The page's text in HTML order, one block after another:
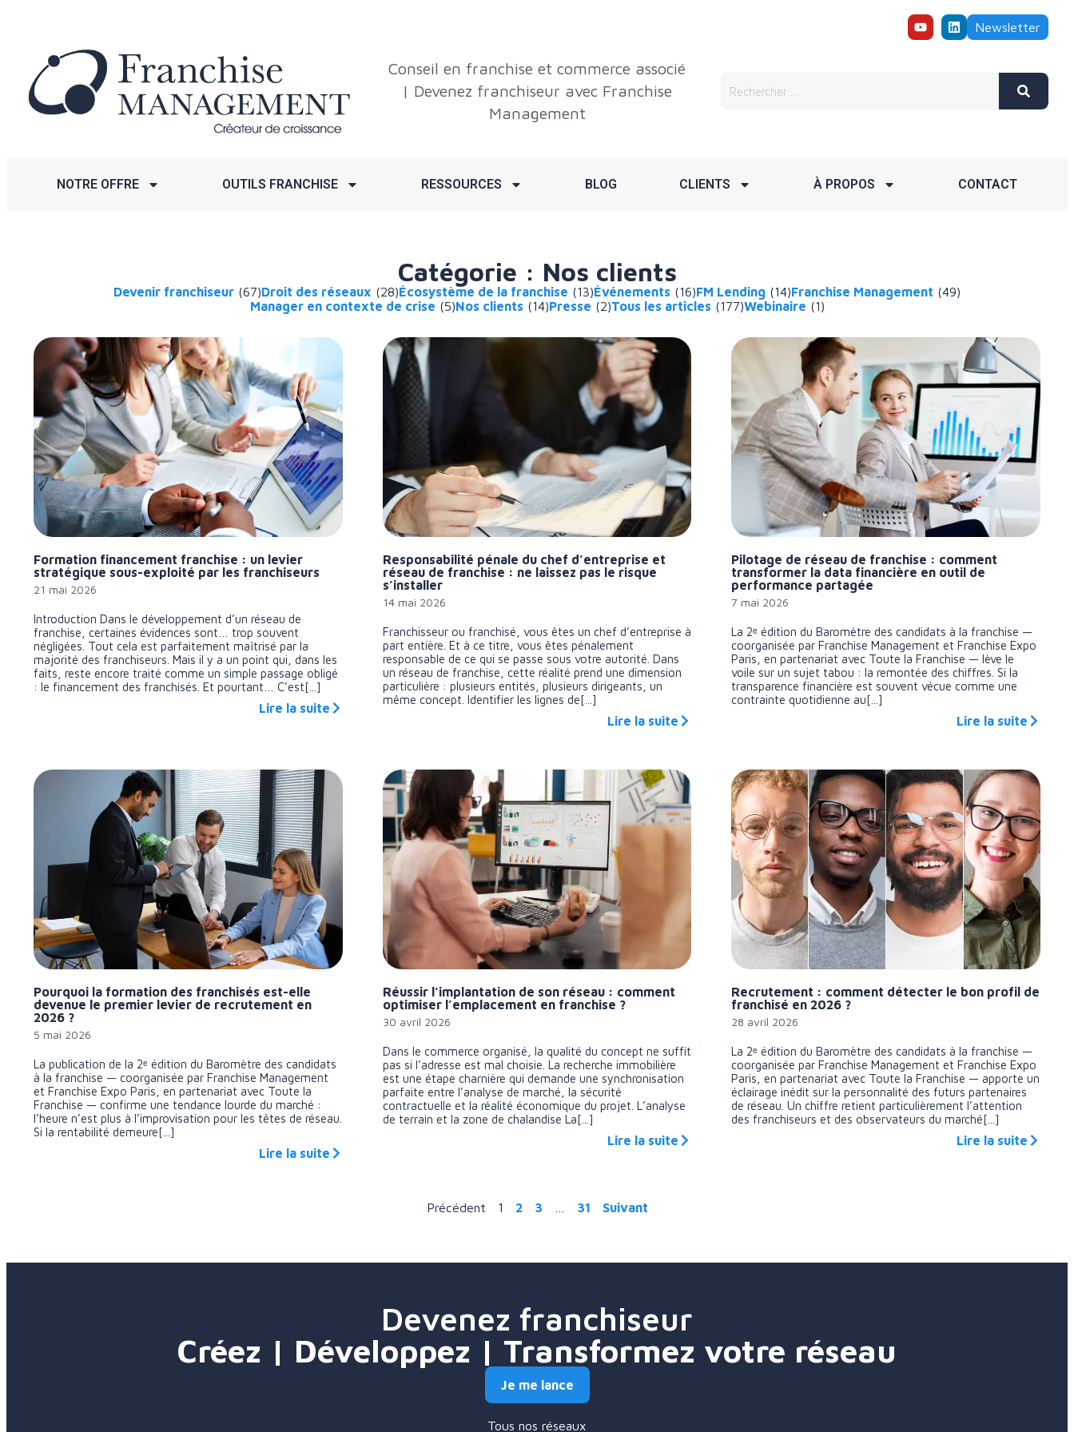
Newsletter
Conseil en franchise et commerce associé
| Devenez franchiseur avec Franchise
Management
NOTRE OFFRE OUTILS FRANCHISE RESSOURCES BLOG CLIENTS À PROPOS CONTACT
Catégorie : Nos clients
Devenir franchiseur (67)Droit des réseaux (28)Écosystème de la franchise (13)Événements (16)FM Lending (14)Franchise Management (49)
Manager en contexte de crise (5)Nos clients (14)Presse (2)Tous les articles (177)Webinaire (1)
Formation financement franchise : un levier
stratégique sous-exploité par les franchiseurs
21 mai 2026
Introduction Dans le développement d’un réseau de
franchise, certaines évidences sont… trop souvent
négligées. Tout cela est parfaitement maîtrisé par la
majorité des franchiseurs. Mais il y a un point qui, dans les
faits, reste encore traité comme un simple passage obligé
: le financement des franchisés. Et pourtant… C’est[...]
Lire la suite
Responsabilité pénale du chef d’entreprise et
réseau de franchise : ne laissez pas le risque
s’installer
14 mai 2026
Franchisseur ou franchisé, vous êtes un chef d’entreprise à
part entière. Et à ce titre, vous êtes pénalement
responsable de ce qui se passe sous votre autorité. Dans
un réseau de franchise, cette réalité prend une dimension
particulière : plusieurs entités, plusieurs dirigeants, un
même concept. Identifier les lignes de[...]
Lire la suite
Pilotage de réseau de franchise : comment
transformer la data financière en outil de
performance partagée
7 mai 2026
La 2ᵉ édition du Baromètre des candidats à la franchise —
coorganisée par Franchise Management et Franchise Expo
Paris, en partenariat avec Toute la Franchise — lève le
voile sur un sujet tabou : la remontée des chiffres. Si la
transparence financière est souvent vécue comme une
contrainte quotidienne au[...]
Lire la suite
Pourquoi la formation des franchisés est-elle
devenue le premier levier de recrutement en
2026 ?
5 mai 2026
La publication de la 2ᵉ édition du Baromètre des candidats
à la franchise — coorganisée par Franchise Management
et Franchise Expo Paris, en partenariat avec Toute la
Franchise — confirme une tendance lourde du marché :
l’heure n’est plus à l’improvisation pour les têtes de réseau.
Si la rentabilité demeure[...]
Lire la suite
Réussir l’implantation de son réseau : comment
optimiser l’emplacement en franchise ?
30 avril 2026
Dans le commerce organisé, la qualité du concept ne suffit
pas si l’adresse est mal choisie. La recherche immobilière
est une étape charnière qui demande une synchronisation
parfaite entre l’analyse de marché, la sécurité
contractuelle et la réalité économique du projet. L’analyse
de terrain et la zone de chalandise La[...]
Lire la suite
Recrutement : comment détecter le bon profil de
franchisé en 2026 ?
28 avril 2026
La 2ᵉ édition du Baromètre des candidats à la franchise —
coorganisée par Franchise Management et Franchise Expo
Paris, en partenariat avec Toute la Franchise — apporte un
éclairage inédit sur la personnalité des futurs partenaires
de réseau. Un chiffre retient particulièrement l’attention
des franchiseurs et des observateurs du marché[...]
Lire la suite
Précédent 1 2 3 31 Suivant
Devenez franchiseur
Créez | Développez | Transformez votre réseau
Je me lance
Tous nos réseaux